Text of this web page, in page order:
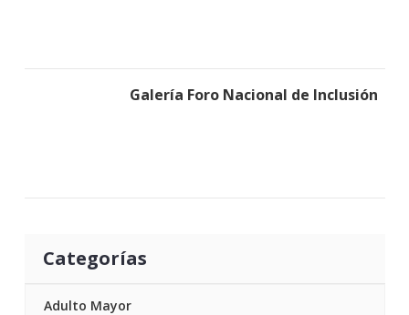
Galería Foro Nacional de Inclusión
Categorías
Adulto Mayor